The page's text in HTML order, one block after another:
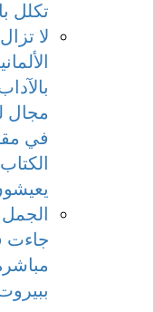
تكلل
لا
مجال
في
جاءت
ببيروت